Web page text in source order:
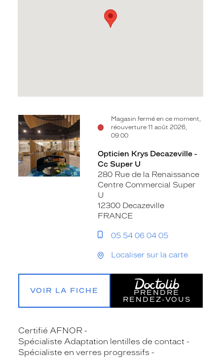
Magasin fermé en ce moment,
réouverture 11 août 2026,
09:00
Voir
la
fiche
Opticien Krys Decazeville -
Cc Super U
280 Rue de la Renaissance
Centre Commercial Super
U
12300 Decazeville
FRANCE
05 54 06 04 05
Localiser sur la carte
VOIR LA FICHE
PRENDRE
RENDEZ‑VOUS
Certifié AFNOR
Spécialiste Adaptation lentilles de contact
Spécialiste en verres progressifs